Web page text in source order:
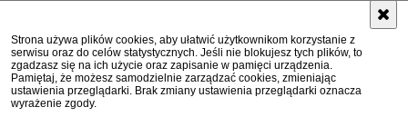
Strona używa plików cookies, aby ułatwić użytkownikom korzystanie z
serwisu oraz do celów statystycznych. Jeśli nie blokujesz tych plików, to
zgadzasz się na ich użycie oraz zapisanie w pamięci urządzenia.
Pamiętaj, że możesz samodzielnie zarządzać cookies, zmieniając
ustawienia przeglądarki. Brak zmiany ustawienia przeglądarki oznacza
wyrażenie zgody.